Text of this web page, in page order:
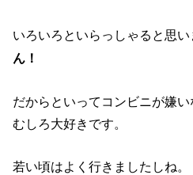
いろいろといらっしゃると思
ん！
だからといってコンビニが嫌い
むしろ大好きです。
若い頃はよく行きましたしね。